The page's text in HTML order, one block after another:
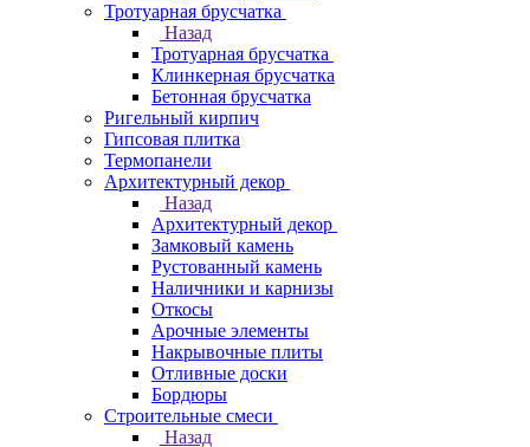
Тротуарная брусчатка
Назад
Тротуарная брусчатка
Клинкерная брусчатка
Бетонная брусчатка
Ригельный кирпич
Гипсовая плитка
Термопанели
Архитектурный декор
Назад
Архитектурный декор
Замковый камень
Рустованный камень
Наличники и карнизы
Откосы
Арочные элементы
Накрывочные плиты
Отливные доски
Бордюры
Строительные смеси
Назад